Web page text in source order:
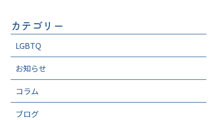
カテゴリー
LGBTQ
お知らせ
コラム
ブログ